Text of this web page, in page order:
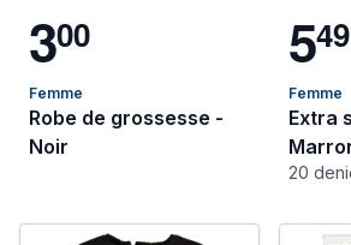
300
Femme
Robe de grossesse -
Noir
549
Femme
Extra
20